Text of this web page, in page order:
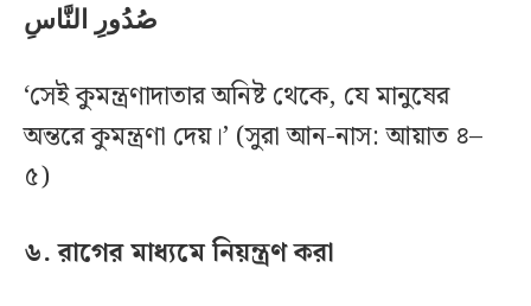
صُدُورِ النَّاسِ
‘সেই কুমন্ত্রণাদাতার অনিষ্ট থেকে, যে মানুষের
অন্তরে কুমন্ত্রণা দেয়।’ (সুরা আন-নাস: আয়াত ৪–
৫)
৬. রাগের মাধ্যমে নিয়ন্ত্রণ করা